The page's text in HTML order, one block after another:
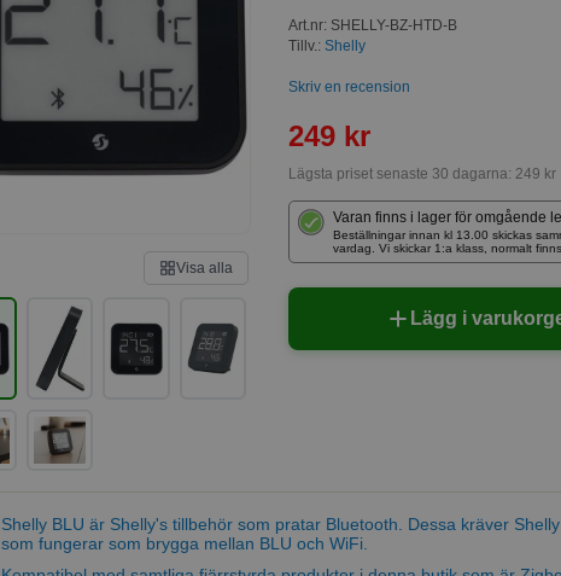
Visa alla
Art.nr: SHELLY-BZ-HTD-B
Tillv.: Shelly
Skriv en recension
249 kr
Lägsta priset senaste 30 dagarna: 249 kr
Varan finns i lager för omgående
Beställningar innan kl 13.00 skickas
vardag. Vi skickar 1:a klass, normalt
Lägg i
Shelly BLU är Shelly's tillbehör som pratar Bluetooth. Dessa kräver
som fungerar som brygga mellan BLU och WiFi.